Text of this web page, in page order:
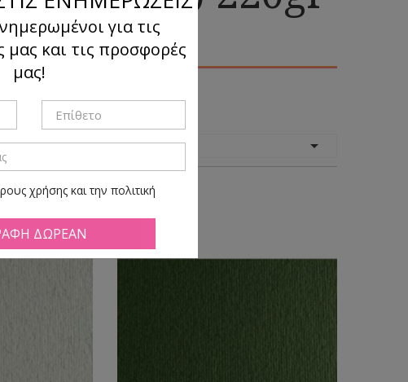

για τις
μας και τις προσφορές
μας!
χρήσης και την πολιτική